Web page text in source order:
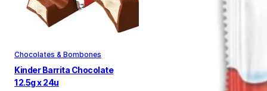
Chocolates & Bombones
Kinder Barrita Chocolate
12.5g x 24u